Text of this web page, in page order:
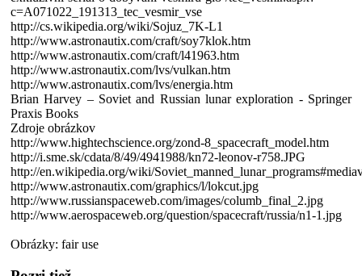
c=A071022_191313_tec_vesmir_vse
http://cs.wikipedia.org/wiki/Sojuz_7K-L1
http://www.astronautix.com/craft/soy7klok.htm
http://www.astronautix.com/craft/l41963.htm
http://www.astronautix.com/lvs/vulkan.htm
http://www.astronautix.com/lvs/energia.htm
Brian Harvey – Soviet and Russian lunar exploration - Springer
Praxis Books
Zdroje obrázkov
http://www.hightechscience.org/zond-8_spacecraft_model.htm
http://i.sme.sk/cdata/8/49/4941988/kn72-leonov-r758.JPG
http://en.wikipedia.org/wiki/
http://www.astronautix.com/graphics/l/lokcut.jpg
http://www.russianspaceweb.com/images/columb_final_2.jpg
http://www.aerospaceweb.org/question/spacecraft/russia/n1-1.jpg
Obrázky: fair use